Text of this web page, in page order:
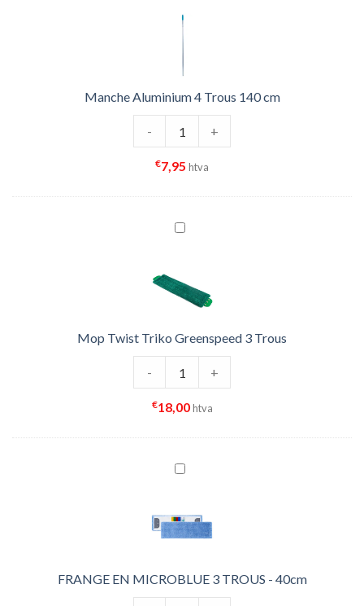
Manche Aluminium 4 Trous 140 cm
- +
€7,95 htva
Mop Twist Triko Greenspeed 3 Trous
- +
€18,00 htva
FRANGE EN MICROBLUE 3 TROUS - 40cm